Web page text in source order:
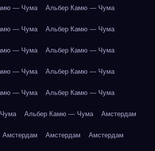
— Чума Альбер Камю — Чума
— Чума Альбер Камю — Чума
— Чума Альбер Камю — Чума
— Чума Альбер Камю — Чума
— Чума Альбер Камю — Чума
Альбер Камю — Чума Амстердам
Амстердам Амстердам Амстердам